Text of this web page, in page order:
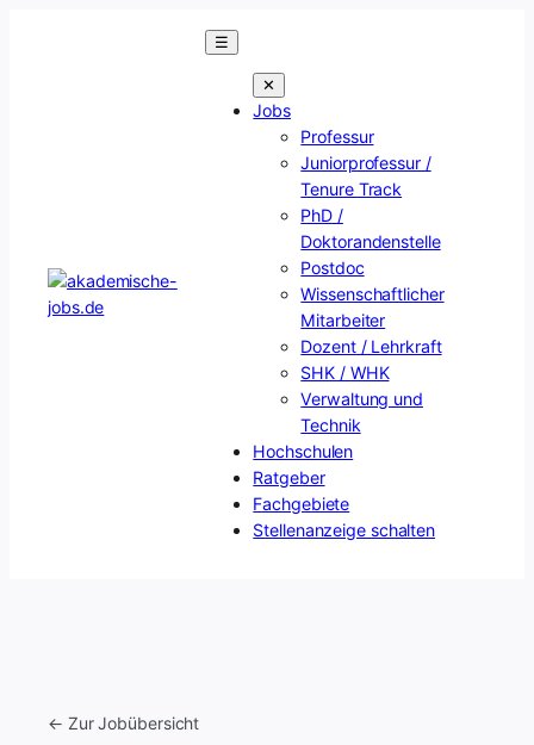
☰
✕
Jobs
Professur
Juniorprofessur /
Tenure Track
PhD /
Doktorandenstelle
Postdoc
Wissenschaftlicher
Mitarbeiter
Dozent / Lehrkraft
SHK / WHK
Verwaltung und
Technik
Hochschulen
Ratgeber
Fachgebiete
Stellenanzeige schalten
← Zur Jobübersicht